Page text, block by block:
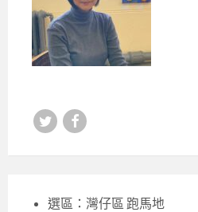
TwitterFacebook
選區：灣仔區 跑馬地